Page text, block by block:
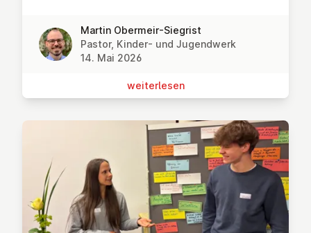
Martin Obermeir-Siegrist
Pastor, Kinder- und Jugendwerk
14. Mai 2026
wei­ter­le­sen